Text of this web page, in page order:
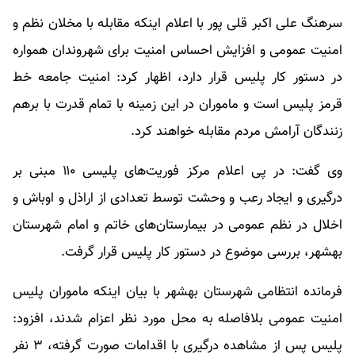
سرهنگ علی اکبر قلی پور با اعلام اینکه مقابله با مخلان نظم و
امنیت عمومی و افزایش احساس امنیت برای شهروندان همواره
در دستور کار پلیس قرار دارد، اظهار کرد: امنیت جامعه خط
قرمز پلیس است و ماموران در این زمینه با تمام قدرت با برهم
زنندگان آرامش مردم مقابله خواهند کرد.
وی گفت: در پی اعلام مرکز فوریت‌های پلیسی ۱۱۰ مبنی بر
درگیری و ایجاد رعب و وحشت توسط تعدادی از اراذل و اوباش و
اخلال در نظم عمومی در بیمارستان‌های خاتم و امام شهرستان
بهشهر، بررسی موضوع در دستور کار پلیس قرار گرفت.
فرمانده انتظامی شهرستان بهشهر با بیان اینکه ماموران پلیس
امنیت عمومی بلافاصله به محل مورد نظر اعزام شدند، افزود:
پلیس پس از مشاهده درگیری با اقدامات صورت گرفته، ۳ نفر